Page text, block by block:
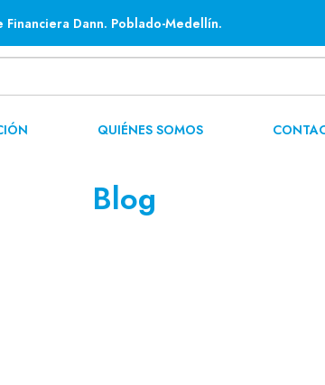
Dann. Poblado-Medellín.
QUIÉNES SOMOS
Blog